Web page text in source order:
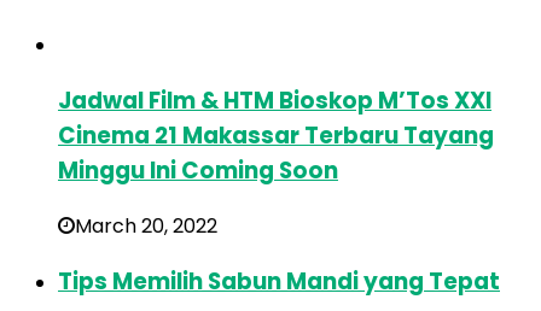
Jadwal Film & HTM Bioskop M’Tos XXI
Cinema 21 Makassar Terbaru Tayang
Minggu Ini Coming Soon
March 20, 2022
Tips Memilih Sabun Mandi yang Tepat